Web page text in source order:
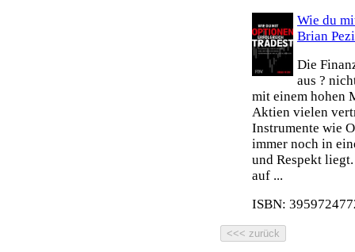
Wie du
Brian
Die
aus ?
mit einem hohen
Aktien vielen
Instrumente wie
immer noch in
und Respekt
auf ...
ISBN: